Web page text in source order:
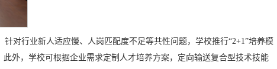
对行业新人适应慢、人岗匹配度不足等共性问题，学校推行“2+1”培养模
外，学校可根据企业需求定制人才培养方案，定向输送复合型技术技能